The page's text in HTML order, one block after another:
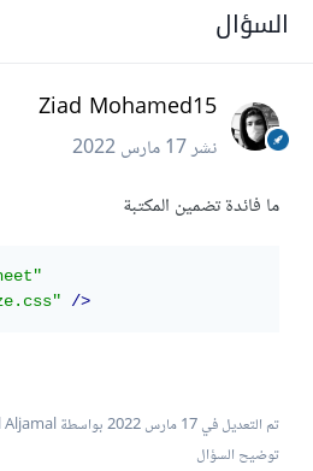
السؤال
Ziad Mohamed15
نشر17 مارس 2022
ما فائدة تضمين المكتبة
/>
تم التعديل في17 مارس 2022
بواسطة Wael Aljamal
توضيح السؤال